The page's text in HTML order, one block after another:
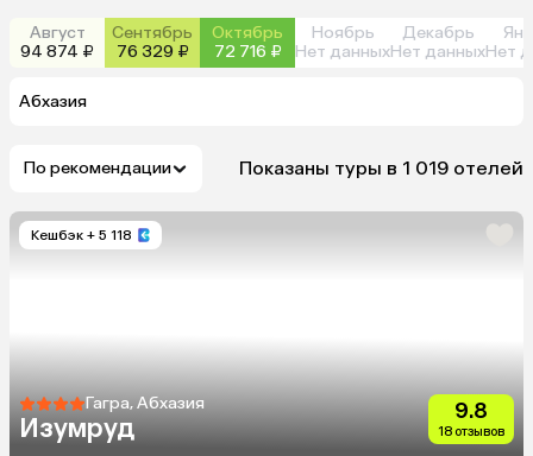
Август
94 874 ₽
Сентябрь
76 329 ₽
Октябрь
72 716 ₽
Ноябрь
Нет данных
Декабрь
Нет данныхНет
Абхазия
По рекомендации Показаны туры в 1 019 отелей
Кешбэк + 5 118
Гагра, Абхазия
Изумруд
9.8
18 отзывов